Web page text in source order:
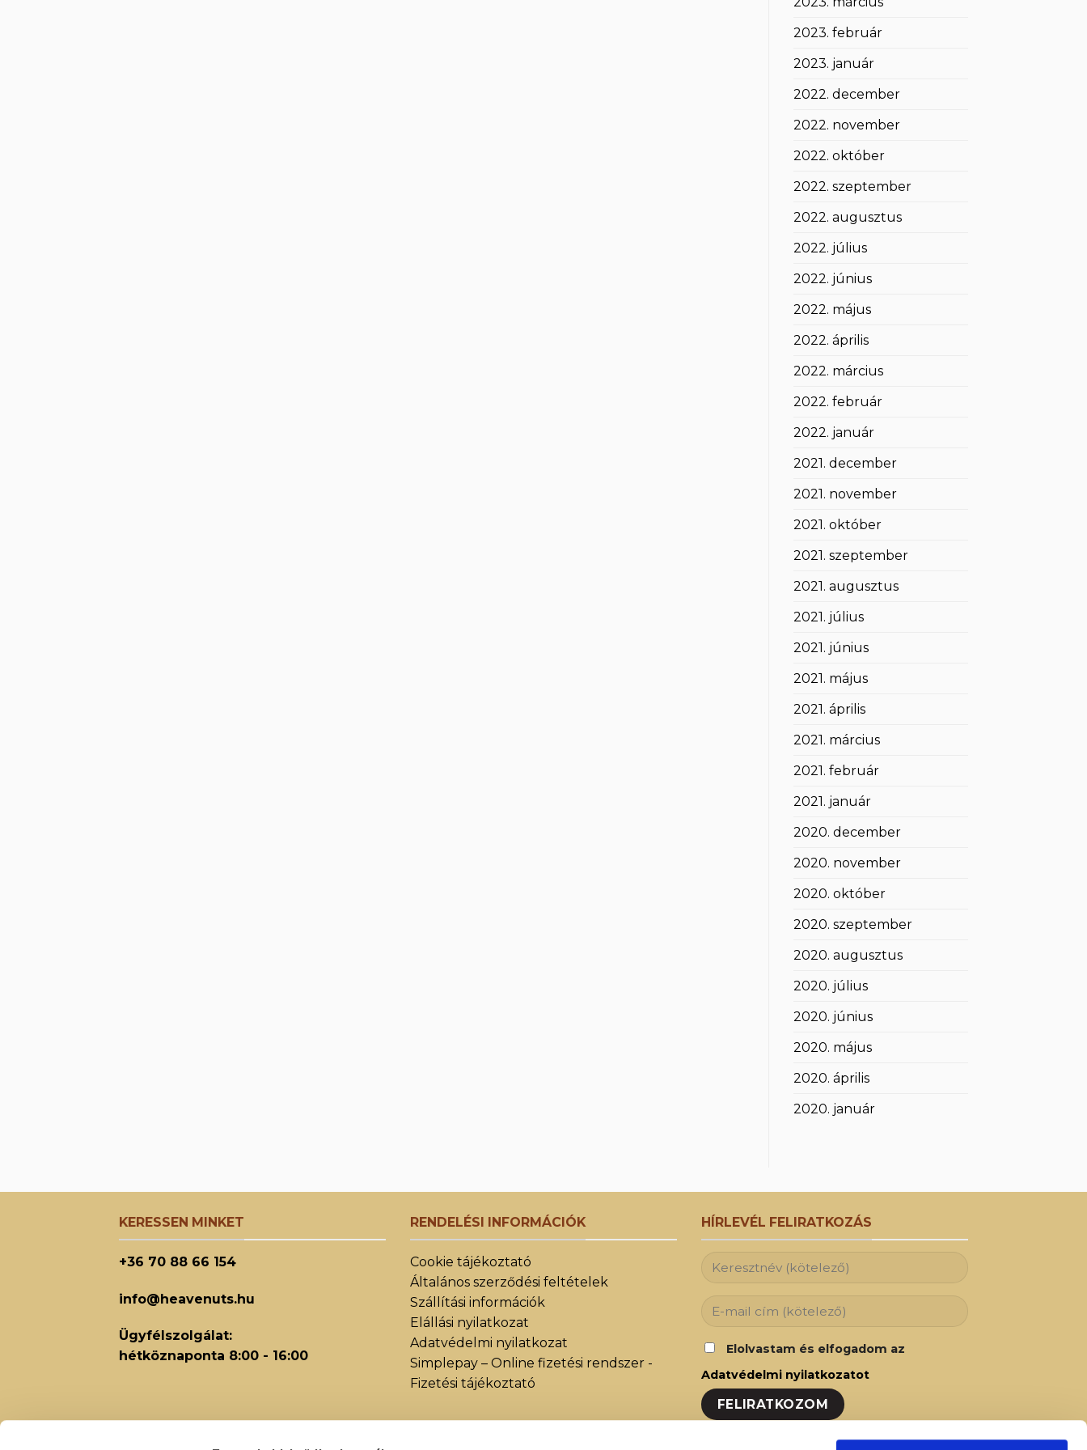
2023. február
2023. január
2022. december
2022. november
2022. október
2022. szeptember
2022. augusztus
2022. július
2022. június
2022. május
2022. április
2022. március
2022. február
2022. január
2021. december
2021. november
2021. október
2021. szeptember
2021. augusztus
2021. július
2021. június
2021. május
2021. április
2021. március
2021. február
2021. január
2020. december
2020. november
2020. október
2020. szeptember
2020. augusztus
2020. július
2020. június
2020. május
2020. április
2020. január
KERESSEN MINKET
+36 70 88 66 154
info@heavenuts.hu
Ügyfélszolgálat:
hétköznaponta 8:00 - 16:00
RENDELÉSI INFORMÁCIÓK
Cookie tájékoztató
Általános szerződési feltételek
Szállítási információk
Elállási nyilatkozat
Adatvédelmi nyilatkozat
Simplepay – Online fizetési rendszer -
Fizetési tájékoztató
HÍRLEVÉL FELIRATKOZÁS
Elolvastam és elfogadom az
Adatvédelmi nyilatkozatot